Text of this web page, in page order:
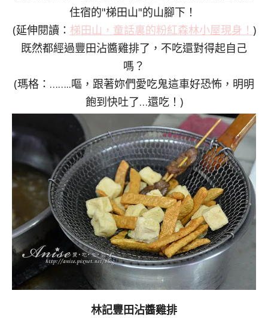
住宿的"梯田山"的山腳下！
(延伸閱讀： 梯田山，童話裏的粉紅森林小屋現身！ )
既然都經過豐田沾醬雞排了，不吃還對得起自己
嗎？
(瑪格：……..嘔，跟著妳們愛吃鬼這車好恐怖，明明
飽到快吐了…還吃！)
林記豐田沾醬雞排